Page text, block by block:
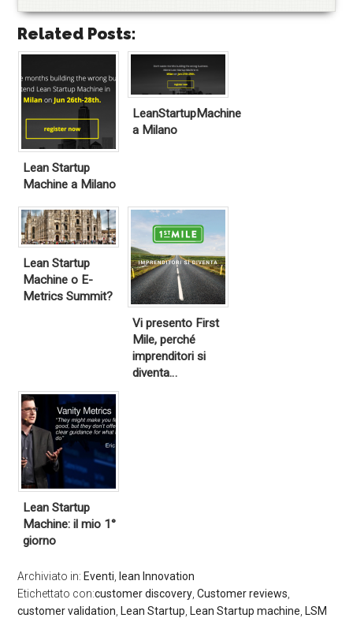
Related Posts:
Lean Startup
Machine a Milano
LeanStartupMachine
a Milano
Lean Startup
Machine o E-
Metrics Summit?
Vi presento First
Mile, perché
imprenditori si
diventa…
Lean Startup
Machine: il mio 1°
giorno
Archiviato in: Eventi
lean Innovation
Etichettato con:customer discovery ,Customer reviews
customer validation Lean Startup Lean Startup machine LSM